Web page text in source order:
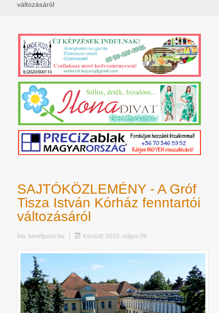
változásáról
SAJTÓKÖZLEMÉNY - A Gróf
Tisza István Kórház fenntartói
változásáról
Írta: berettyohir.hu Készült: 2023. május 09.